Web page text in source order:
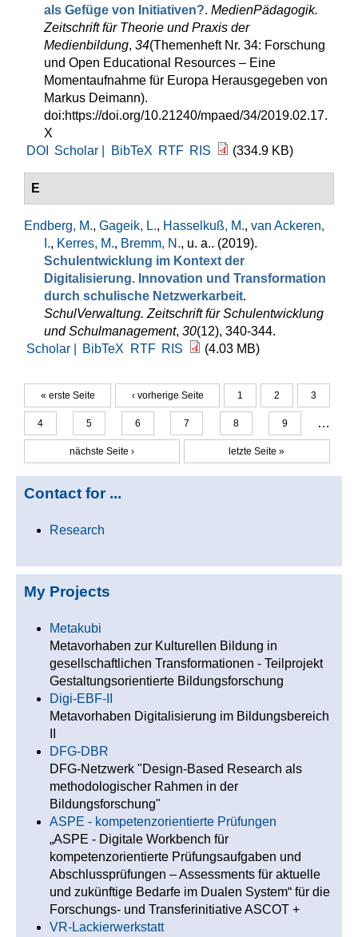
als Gefüge von Initiativen?. MedienPädagogik.
Zeitschrift für Theorie und Praxis der
Medienbildung, 34(Themenheft Nr. 34: Forschung
und Open Educational Resources – Eine
Momentaufnahme für Europa Herausgegeben von
Markus Deimann).
doi:https://doi.org/10.21240/mpaed/34/2019.02.17.
X
DOI
Scholar | BibTeX RTF RIS (334.9 KB)
E
Endberg, M., Gageik, L., Hasselkuß, M., van Ackeren,
I., Kerres, M., Bremm, N., u. a.. (2019).
Schulentwicklung im Kontext der
Digitalisierung. Innovation und Transformation
durch schulische Netzwerkarbeit.
SchulVerwaltung. Zeitschrift für Schulentwicklung
und Schulmanagement, 30(12), 340-344.
Scholar |
BibTeX RTF RIS (4.03 MB)
Seiten
« erste Seite ‹ vorherige Seite 1 2 3
4 5 6 7 8 9 …
nächste Seite › letzte Seite »
Contact for ...
Research
My Projects
Metakubi
Metavorhaben zur Kulturellen Bildung in
gesellschaftlichen Transformationen - Teilprojekt
Gestaltungsorientierte Bildungsforschung
Digi-EBF-II
Metavorhaben Digitalisierung im Bildungsbereich
DFG-DBR
DFG-Netzwerk "Design-Based Research als
methodologischer Rahmen in der
Bildungsforschung"
ASPE - kompetenzorientierte Prüfungen
„ASPE - Digitale Workbench für
kompetenzorientierte Prüfungsaufgaben und
Abschlussprüfungen – Assessments für aktuelle
und zukünftige Bedarfe im Dualen System“ für die
Forschungs- und Transferinitiative ASCOT +
VR-Lackierwerkstatt